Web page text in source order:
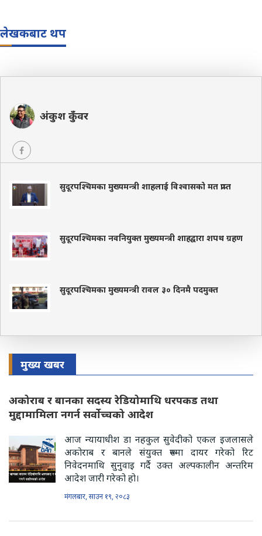
लेखकबाट थप
अंकुश कुँवर
सुदूरपश्चिमका मुख्यमन्त्री शाहलाई विश्वासको मत प्राप्त
सुदूरपश्चिमका नवनियुक्त मुख्यमन्त्री शाहद्वारा शपथ ग्रहण
सुदूरपश्चिमका मुख्यमन्त्री रावल ३० दिनमै पदमुक्त
मुख्य खबर
अकोराब र बानका सदस्य रेडियोमाथि धरपकड तथा
मुद्दामामिला नगर्न सर्वोच्चको आदेश
आज न्यायाधीश डा नहकुल सुवेदीको एकल इजलासले
अकोराब र बानले संयुक्त रूपमा दायर गरेको रिट
निवेदनमाथि सुनुवाइ गर्दै उक्त अल्पकालीन अन्तरिम
आदेश जारी गरेको हो।
मंगलबार, साउन १९, २०८३